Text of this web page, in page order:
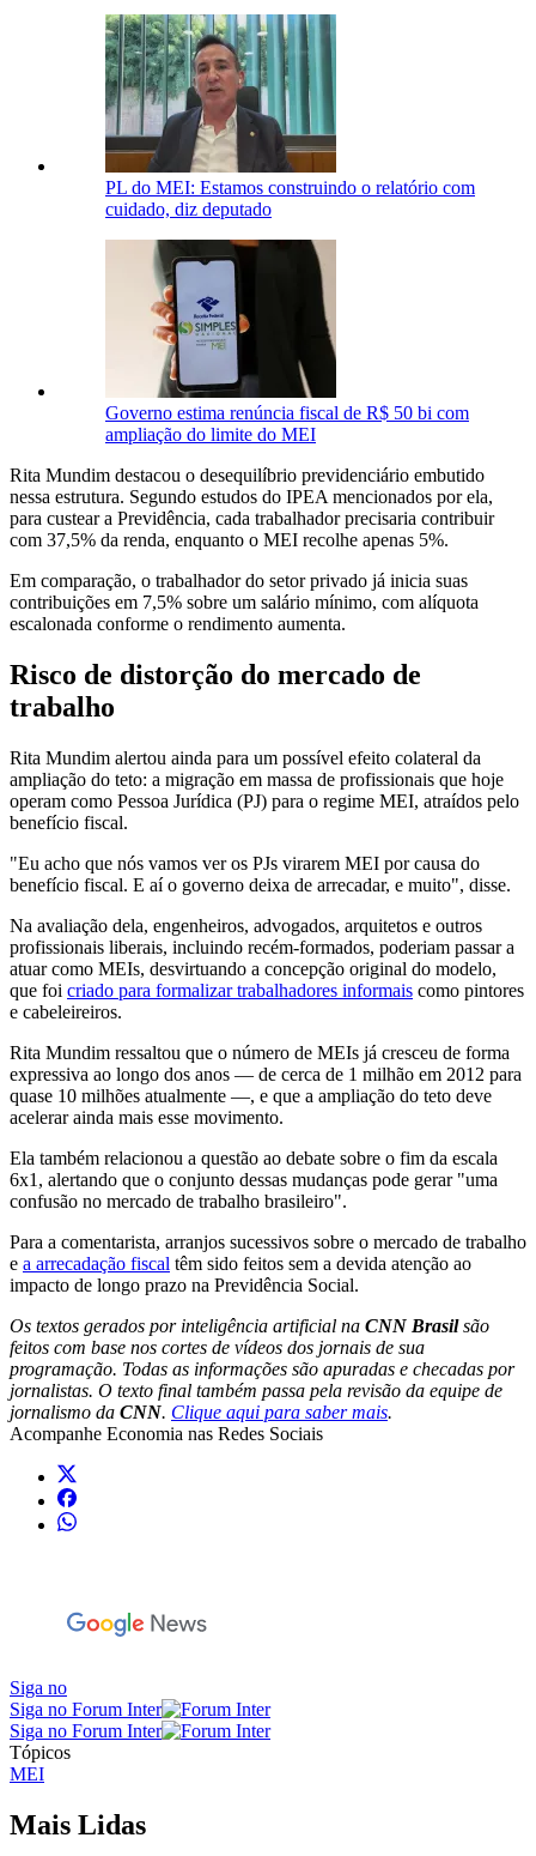
PL do MEI: Estamos construindo o relatório com
cuidado, diz deputado
Governo estima renúncia fiscal de R$ 50 bi com
ampliação do limite do MEI
Rita Mundim destacou o desequilíbrio previdenciário embutido
nessa estrutura. Segundo estudos do IPEA mencionados por ela,
para custear a Previdência, cada trabalhador precisaria contribuir
com 37,5% da renda, enquanto o MEI recolhe apenas 5%.
Em comparação, o trabalhador do setor privado já inicia suas
contribuições em 7,5% sobre um salário mínimo, com alíquota
escalonada conforme o rendimento aumenta.
Risco de distorção do mercado de
trabalho
Rita Mundim alertou ainda para um possível efeito colateral da
ampliação do teto: a migração em massa de profissionais que hoje
operam como Pessoa Jurídica (PJ) para o regime MEI, atraídos pelo
benefício fiscal.
"Eu acho que nós vamos ver os PJs virarem MEI por causa do
benefício fiscal. E aí o governo deixa de arrecadar, e muito", disse.
Na avaliação dela, engenheiros, advogados, arquitetos e outros
profissionais liberais, incluindo recém-formados, poderiam passar a
atuar como MEIs, desvirtuando a concepção original do modelo,
que foi criado para formalizar trabalhadores informais como pintores
e cabeleireiros.
Rita Mundim ressaltou que o número de MEIs já cresceu de forma
expressiva ao longo dos anos — de cerca de 1 milhão em 2012 para
quase 10 milhões atualmente —, e que a ampliação do teto deve
acelerar ainda mais esse movimento.
Ela também relacionou a questão ao debate sobre o fim da escala
6x1, alertando que o conjunto dessas mudanças pode gerar "uma
confusão no mercado de trabalho brasileiro".
Para a comentarista, arranjos sucessivos sobre o mercado de trabalho
e a arrecadação fiscal têm sido feitos sem a devida atenção ao
impacto de longo prazo na Previdência Social.
Os textos gerados por inteligência artificial na CNN Brasilsão
feitos com base nos cortes de vídeos dos jornais de sua
programação. Todas as informações são apuradas e checadas por
jornalistas. O texto final também passa pela revisão da equipe de
jornalismo da CNN. Clique aqui para saber mais.
Acompanhe Economia nas Redes Sociais
Siga no
Siga no Forum Inter
Siga no Forum Inter
Tópicos
MEI
Mais Lidas